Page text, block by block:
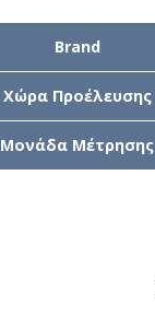
Brand
Χώρα Προέλευσης
Μονάδα Μέτρησης